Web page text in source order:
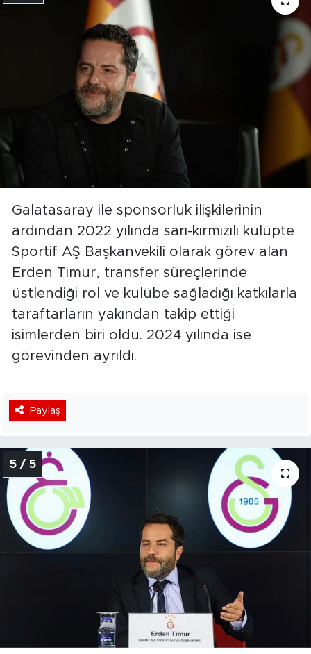
Galatasaray ile sponsorluk ilişkilerinin
ardından 2022 yılında sarı-kırmızılı kulüpte
Sportif AŞ Başkanvekili olarak görev alan
Erden Timur, transfer süreçlerinde
üstlendiği rol ve kulübe sağladığı katkılarla
taraftarların yakından takip ettiği
isimlerden biri oldu. 2024 yılında ise
görevinden ayrıldı.
Paylaş
5 / 5